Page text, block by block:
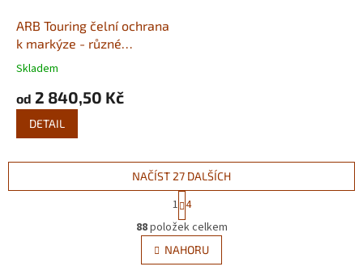
ARB Touring čelní ochrana
k markýze - různé
velikosti
Průměrné
produktu
5
Skladem
od 2 840,50 Kč
DETAIL
O
v
l
á
NAČÍST 27 DALŠÍCH
S
t
r
á
n
k
1 4
88položek celkem
NAHORU